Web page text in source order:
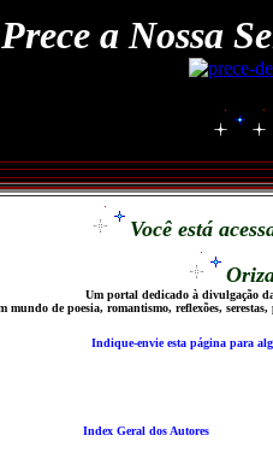
Prece a Nossa
Você está
Um portal dedicado à divulgação
mundo de poesia, romantismo, reflexões, serestas,
Indique-envie esta página para
Index Geral dos Autores